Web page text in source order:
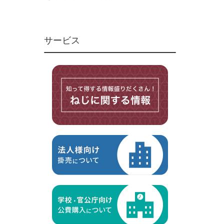
マイクロねじ
台形ねじ
その他ねじ
便利品
金具・金物
切削工具
研削研磨品
作業用品
ケミカル製品
サービス